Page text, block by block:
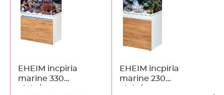
odpieniania) Ochrona przeciwprzelewowa (odpływ
awaryjny działający nawet w przypadku awarii
zasilania) Wewnętrzne łączenia szafki uszczelnione
silikonem Szafka wykończona na wysoki połysk
(biel alpejska lub grafit) lub w nowoczesnym
fakturze Klimatyczne sterowane pilotem
oświetlenie ledowe wbudowane w szafkę
(przyciemniane, 640 000 kolorów, 20
EHEIM incpiria
marine 330
EHEIM incpiria
marine 230